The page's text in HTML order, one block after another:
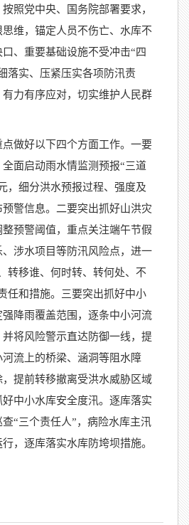
照党中央、国务院部署要求，
维，锚定人员不伤亡、水库不
、重要基础设施不受冲击“四
落实、压紧压实各项防汛责
力有序应对，切实维护人民群
做好以下四个方面工作。一要
面启动雨水情监测预报“三道
，细分洪水预报过程、强度及
警信息。二要突出抓好山洪灾
预警阈值，重点关注端午节假
涉水项目等防汛风险点，进一
转移谁、何时转、转何处、不
任和措施。三要突出抓好中小
降雨覆盖范围，逐条中小河流
将风险警示直达防御一线，提
流上的桥梁、涵洞等阻水障
提前转移撤离受洪水威胁区域
中小水库安全度汛。逐库落实
“三个责任人”，病险水库主汛
，逐库落实水库防垮坝措施。